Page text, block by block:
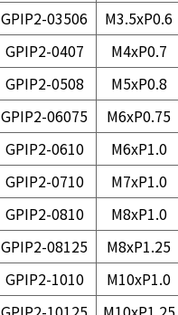
GPIP2-03506 M3.5xP0.6
GPIP2-0407 M4xP0.7
GPIP2-0508 M5xP0.8
GPIP2-06075 M6xP0.75
GPIP2-0610 M6xP1.0
GPIP2-0710 M7xP1.0
GPIP2-0810 M8xP1.0
GPIP2-08125 M8xP1.25
GPIP2-1010 M10xP1.0